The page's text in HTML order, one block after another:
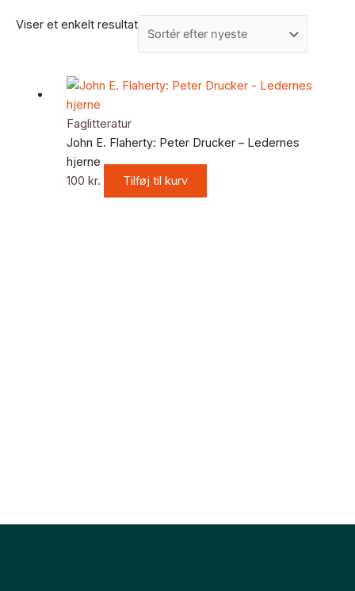
Viser et enkelt resultat
Faglitteratur
John E. Flaherty: Peter Drucker – Ledernes
hjerne
100 kr. Tilføj til kurv